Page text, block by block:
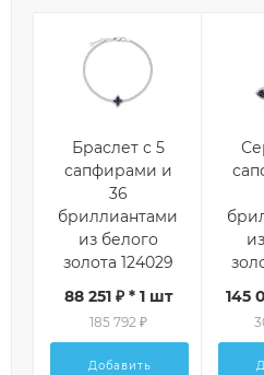
Браслет с 5
сапфирами и
36
бриллиантами
из белого
золота 124029
88 251 ₽ * 1 шт
185 792 ₽
Добавить
145